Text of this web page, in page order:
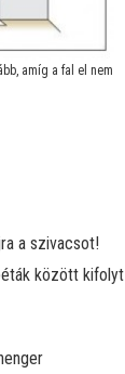
amíg a fal el nem
a szivacsot!
között kifolyt